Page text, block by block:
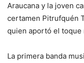
Araucana y la joven
certamen Pitrufquén
quien aportó el toque
La primera banda